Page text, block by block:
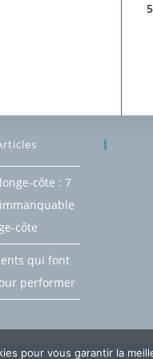
côte : 7
côte
qui font
performer
pour vous garantir la